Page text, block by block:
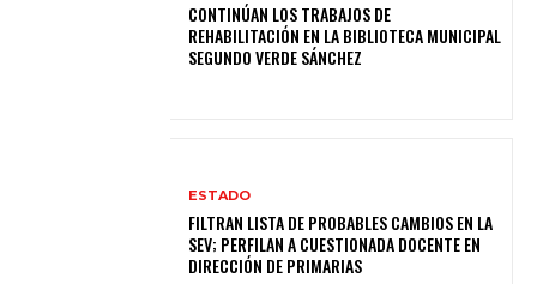
CONTINÚAN LOS TRABAJOS DE
REHABILITACIÓN EN LA BIBLIOTECA MUNICIPAL
SEGUNDO VERDE SÁNCHEZ
ESTADO
FILTRAN LISTA DE PROBABLES CAMBIOS EN LA
SEV; PERFILAN A CUESTIONADA DOCENTE EN
DIRECCIÓN DE PRIMARIAS